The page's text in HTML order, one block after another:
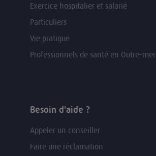
Exercice hospitalier et salarié
Particuliers
Vie pratique
Professionnels de santé en Outre-mer
Besoin d'aide ?
Appeler un conseiller
Faire une réclamation